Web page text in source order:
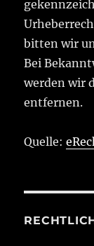
bitten wir
Bei
werden wir
entfernen.
Quelle: